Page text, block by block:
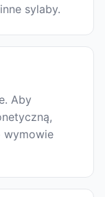
sylaby.
Aby
wymowie